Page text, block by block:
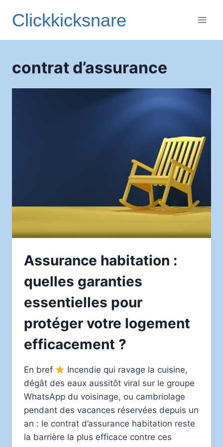
Clickkicksnare
contrat d’assurance
Assurance habitation :
quelles garanties
essentielles pour
protéger votre logement
efficacement ?
En bref
Incendie qui ravage la cuisine,
dégât des eaux aussitôt viral sur le groupe
WhatsApp du voisinage, ou cambriolage
pendant des vacances réservées depuis un
an : le contrat d’assurance habitation reste
la barrière la plus efficace contre ces